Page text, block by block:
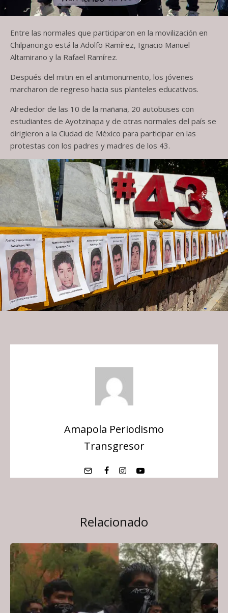
Entre las normales que participaron en la movilización en
Chilpancingo está la Adolfo Ramírez, Ignacio Manuel
Altamirano y la Rafael Ramírez.
Después del mitin en el antimonumento, los jóvenes
marcharon de regreso hacia sus planteles educativos.
Alrededor de las 10 de la mañana, 20 autobuses con
estudiantes de Ayotzinapa y de otras normales del país se
dirigieron a la Ciudad de México para participar en las
protestas con los padres y madres de los 43.
Amapola Periodismo
Transgresor
Relacionado